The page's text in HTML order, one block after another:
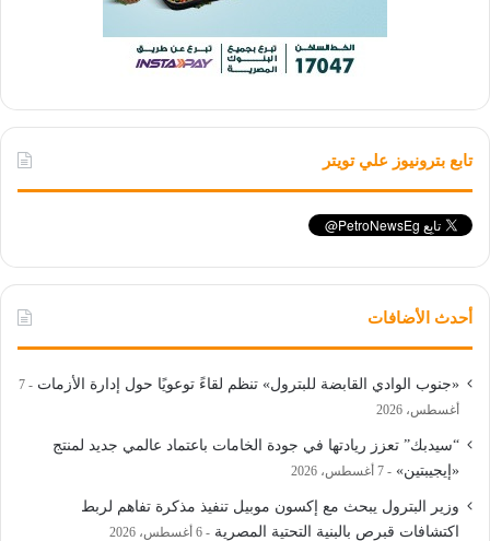
تابع بترونيوز علي تويتر
أحدث الأضافات
«جنوب الوادي القابضة للبترول» تنظم لقاءً توعويًا حول إدارة الأزمات
7
أغسطس، 2026
“سيدبك” تعزز ريادتها في جودة الخامات باعتماد عالمي جديد لمنتج
«إيجيبتين»
7 أغسطس، 2026
وزير البترول يبحث مع إكسون موبيل تنفيذ مذكرة تفاهم لربط
اكتشافات قبرص بالبنية التحتية المصرية
6 أغسطس، 2026